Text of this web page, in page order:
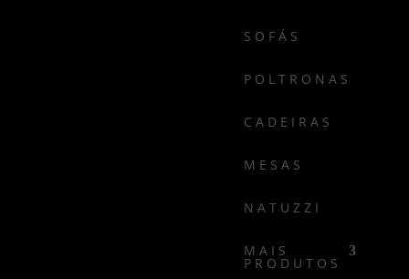
SOFÁS
POLTRONAS
CADEIRAS
MESAS
NATUZZI
MAIS
PRODUTOS